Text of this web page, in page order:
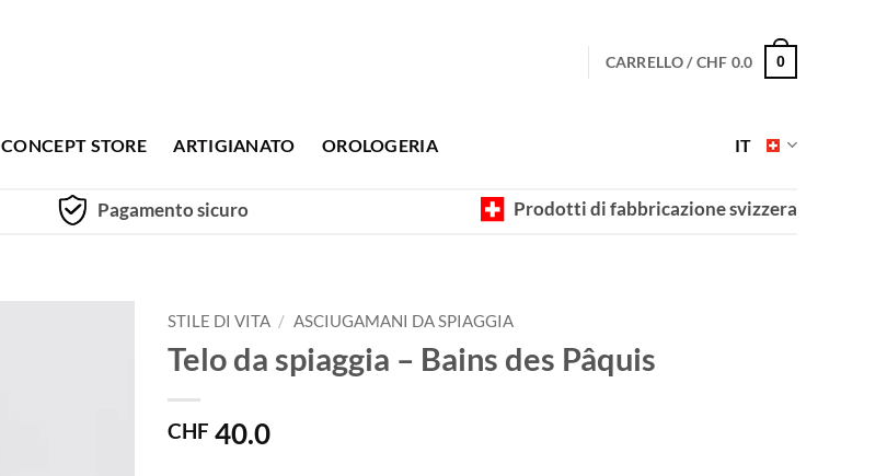
CARRELLO /CHF 0.0 0
CONCEPT STORE ARTIGIANATO OROLOGERIA IT
Pagamento sicuro Prodotti di fabbricazione svizzera
STILE DI VITA / ASCIUGAMANI DA SPIAGGIA
Telo da spiaggia – Bains des Pâquis
CHF 40.0